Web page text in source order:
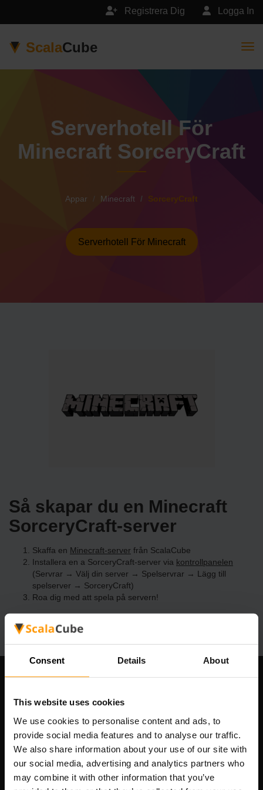
Consent Details About
This website uses cookies
We use cookies to personalise content and ads, to
provide social media features and to analyse our traffic.
We also share information about your use of our site with
our social media, advertising and analytics partners who
may combine it with other information that you’ve
Logga In
Registrera Dig
ScalaCube
Serverhotell För
Minecraft SorceryCraft
Appar Minecraft SorceryCraft
Serverhotell För Minecraft
Så skapar du en Minecraft
SorceryCraft-server
Skaffa en Minecraft-server från ScalaCube
Installera en a SorceryCraft-server via kontrollpanelen
(Servrar → Välj din server → Spelservrar → Lägg till
spelserver → SorceryCraft)
Roa dig med att spela på servern!
Scalable Hosting Solutions OÜ
Registreringskod: 14652605
Momsregistreringsnummer: EE102133820
Adress: Harju maakond, Tallinn, Kesklinna linnaosa,